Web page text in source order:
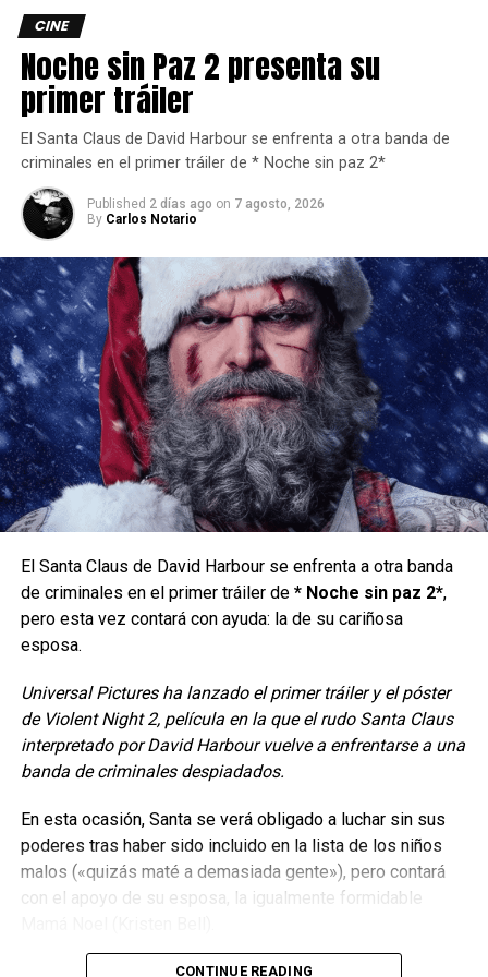
fecha)?Sigue leyendo para enterarte de nuestra opinión.
¿DE QUÉ TRATA “DESAFIANTES”?
Tashi (Zendaya) y Art (Mike Faist) conforman una de las
parejas más poderosas dentro del mundo del tenis, la
primera como entrenadora y el segundo como su
jugador/esposo, sin embargo el rendimiento de Art ha
decaído, así como su pasión por el juego, está seriamente
pensando en el retiro pero Tashi no se quiere ir sin dar la
última batalla en el“U.S Open“, el único torneo que le falta
encuentra en su mejor momento, decide inscribirlo en un
torneo por debajo de su categoría con el objetivo de
levantarle el ánimo una vez que lo gane, ignorante de que
en el torneo se verán las caras con Patrick (
Es a través de la interrupción intermitente del juego final
entre estos dos jugadores, que a manera de flashbacks
conoceremos su pasado y la construcción lenta de su
este encuentro no solamente termine en el ámbito
deportivo, sino comercial y hasta amoroso.
CINE
Noche sin Paz 2 presenta su
primer tráiler
El Santa Claus de David Harbour se enfrenta a otra banda de
criminales en el primer tráiler de * Noche sin paz 2*
Published 2 días ago on 7 agosto, 2026
By Carlos Notario
El Santa Claus de David Harbour se enfrenta a otra banda
de criminales en el primer tráiler de * Noche sin paz 2*,
pero esta vez contará con ayuda: la de su cariñosa
esposa.
Universal Pictures ha lanzado el primer tráiler y el póster
de Violent Night 2, película en la que el rudo Santa Claus
interpretado por David Harbour vuelve a enfrentarse a una
banda de criminales despiadados.
En esta ocasión, Santa se verá obligado a luchar sin sus
poderes tras haber sido incluido en la lista de los niños
malos («quizás maté a demasiada gente»), pero contará
con el apoyo de su esposa, la igualmente formidable
CONTINUE READING